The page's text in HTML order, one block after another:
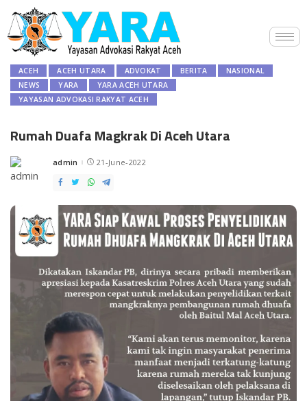
ACEH ACEH UTARA ADVOKAT BERITA
NASIONAL
NEWS
YARA
YARA ACEH UTARA
YAYASAN ADVOKASI RAKYAT ACEH
Rumah Duafa Magkrak Di Aceh Utara
admin 21-June-2022